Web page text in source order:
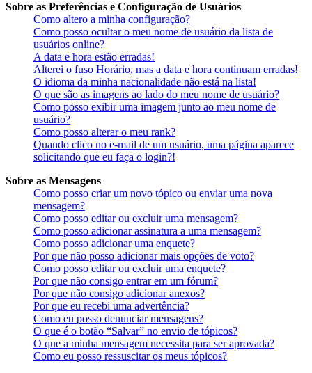
Sobre as Preferências e Configuração de Usuários
Como altero a minha configuração?
Como posso ocultar o meu nome de usuário da lista de
usuários online?
A data e hora estão erradas!
Alterei o fuso Horário, mas a data e hora continuam erradas!
O idioma da minha nacionalidade não está na lista!
O que são as imagens ao lado do meu nome de usuário?
Como posso exibir uma imagem junto ao meu nome de
usuário?
Como posso alterar o meu rank?
Quando clico no e-mail de um usuário, uma página aparece
solicitando que eu faça o login?!
Sobre as Mensagens
Como posso criar um novo tópico ou enviar uma nova
mensagem?
Como posso editar ou excluir uma mensagem?
Como posso adicionar assinatura a uma mensagem?
Como posso adicionar uma enquete?
Por que não posso adicionar mais opções de voto?
Como posso editar ou excluir uma enquete?
Por que não consigo entrar em um fórum?
Por que não consigo adicionar anexos?
Por que eu recebi uma advertência?
Como eu posso denunciar mensagens?
O que é o botão “Salvar” no envio de tópicos?
O que a minha mensagem necessita para ser aprovada?
Como eu posso ressuscitar os meus tópicos?